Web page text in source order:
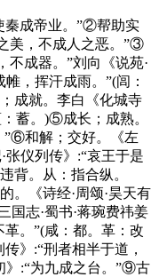
秦成帝业。”②帮助实
美，不成人之恶。”③
不成器。”刘向《说苑·
，挥汗成雨。”(闾：
成就。李白《化城寺
蓄。)⑤成长；成熟。
”⑥和解；交好。《左
张仪列传》:“哀王于是
背。从：指合纵。
。《诗经·周颂·昊天有
国志·蜀书·蒋琬费祎姜
。”(咸：都。革：改
》:“刑者相半于道，
》:“为九成之台。”⑨古